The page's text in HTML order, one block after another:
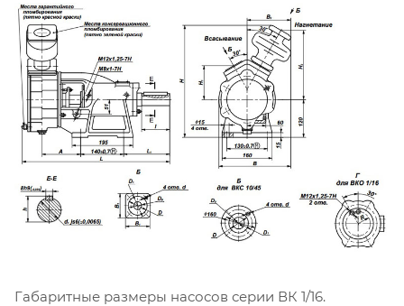
Габаритные размеры насосов серии ВК 1/16.